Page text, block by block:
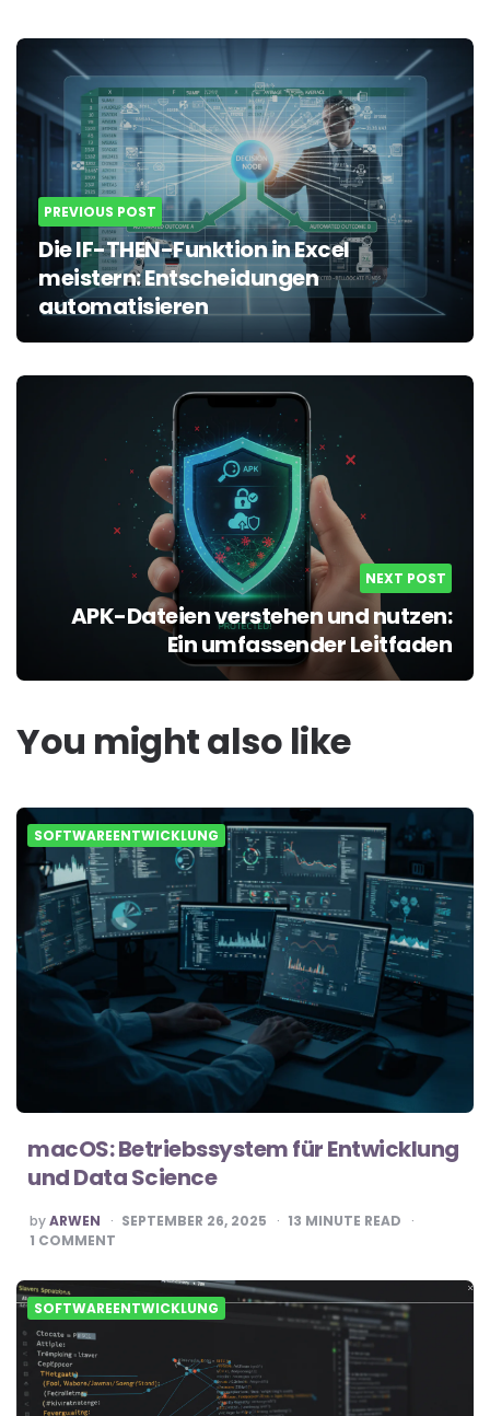
Post
navigation
PREVIOUS POST
Die IF-THEN-Funktion in Excel
meistern: Entscheidungen
automatisieren
NEXT POST
APK-Dateien verstehen und nutzen:
Ein umfassender Leitfaden
You might also like
SOFTWAREENTWICKLUNG
macOS: Betriebssystem für Entwicklung
und Data Science
POSTED
BY
byARWEN SEPTEMBER 26, 2025 13 MINUTE READ
1 COMMENT
SOFTWAREENTWICKLUNG